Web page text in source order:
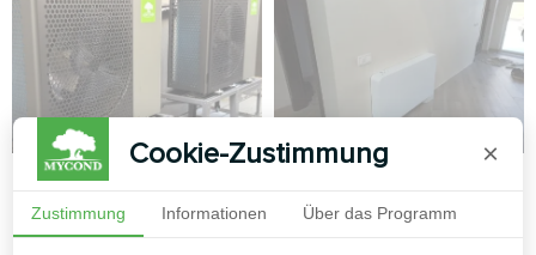
Private Heizlösung
mit Mycond BeeHeat
Cookie-Zustimmung ×
Zustimmung Informationen Über das Programm